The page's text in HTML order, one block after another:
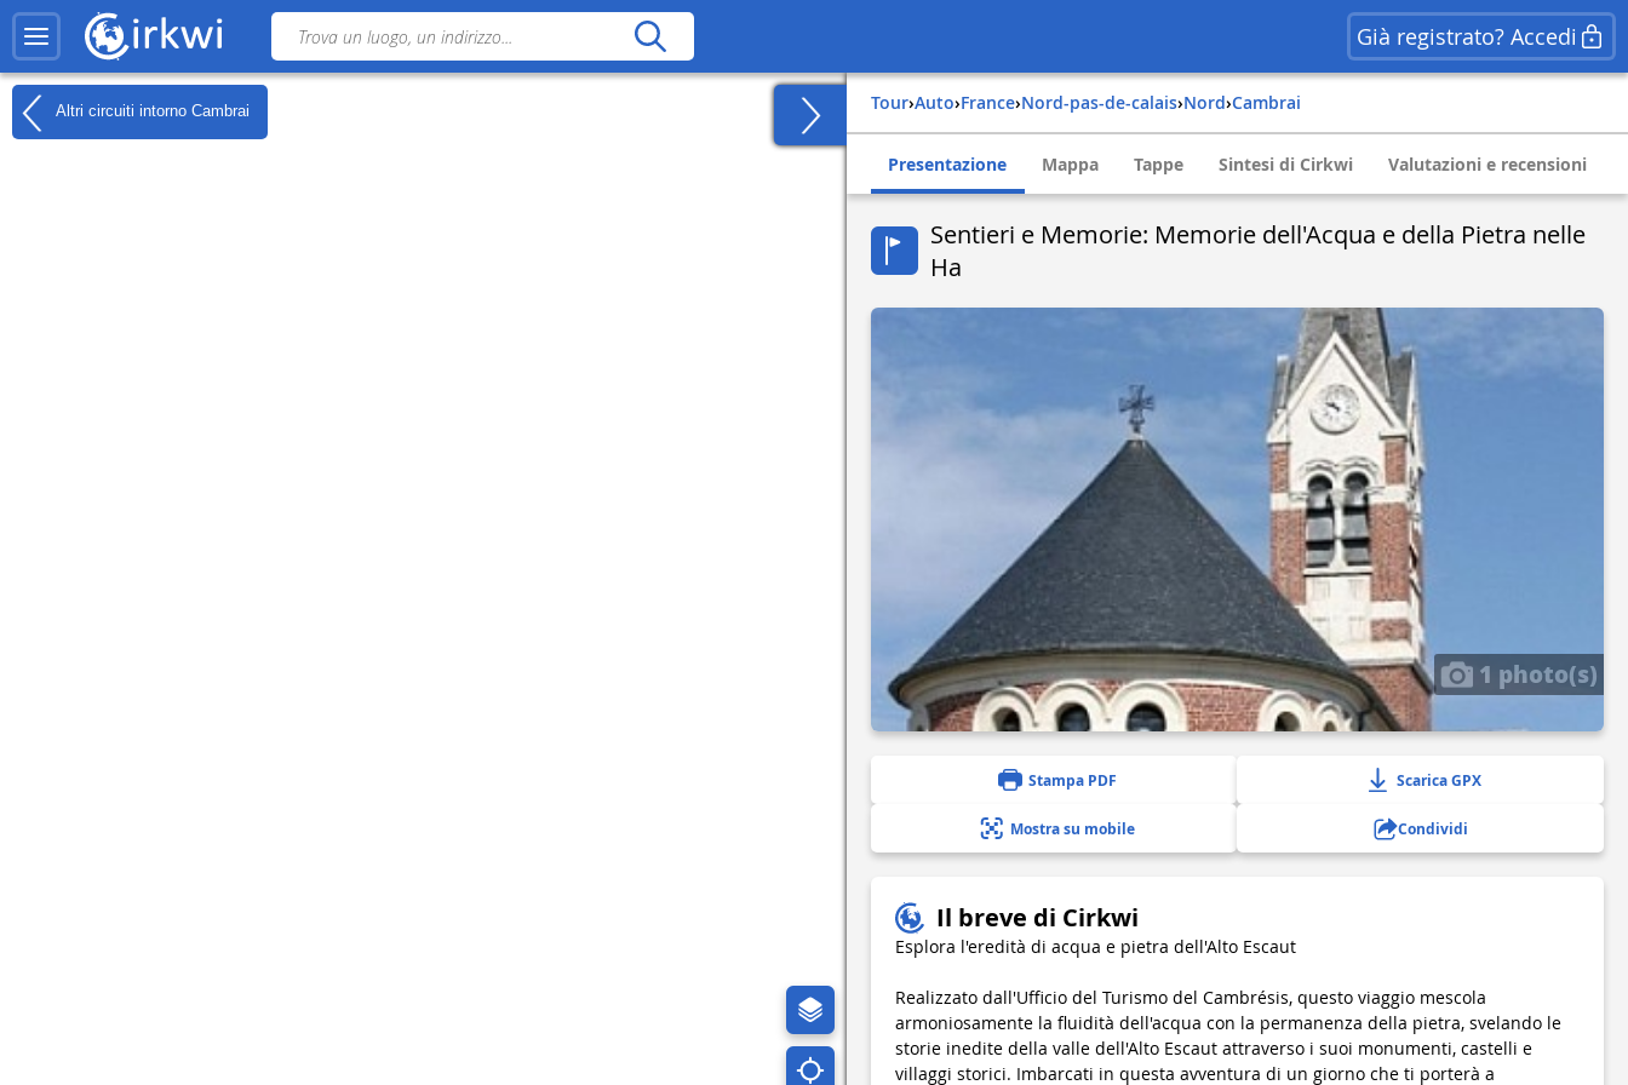
Già registrato? Accedi
Altri circuiti intorno Cambrai Tour› Auto› france› nord-pas-de-calais› nord› cambrai
Presentazione Mappa Tappe Sintesi di Cirkwi Valutazioni e recensioni
Sentieri e Memorie: Memorie dell'Acqua e della Pietra nelle
Ha
1 photo(s)
Stampa PDF Scarica GPX
Mostra su mobile Condividi
Il breve di Cirkwi
Esplora l'eredità di acqua e pietra dell'Alto Escaut
Realizzato dall'Ufficio del Turismo del Cambrésis, questo viaggio mescola
armoniosamente la fluidità dell'acqua con la permanenza della pietra, svelando le
storie inedite della valle dell'Alto Escaut attraverso i suoi monumenti, castelli e
villaggi storici. Imbarcati in questa avventura di un giorno che ti porterà a